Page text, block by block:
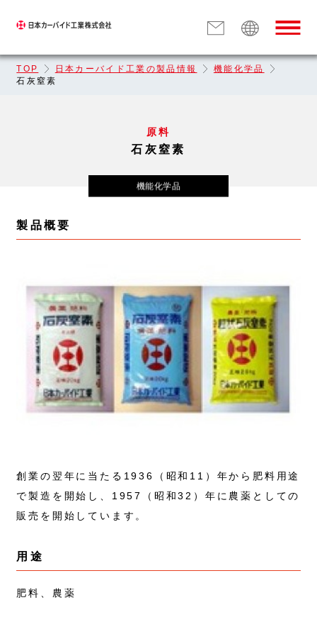
TOP 日本カーバイド工業の製品情報
機能化学品
石灰窒素
原料
石灰窒素
機能化学品
製品概要
創業の翌年に当たる1936（昭和11）年から肥料用途
で製造を開始し、1957（昭和32）年に農薬としての
販売を開始しています。
用途
肥料、農薬